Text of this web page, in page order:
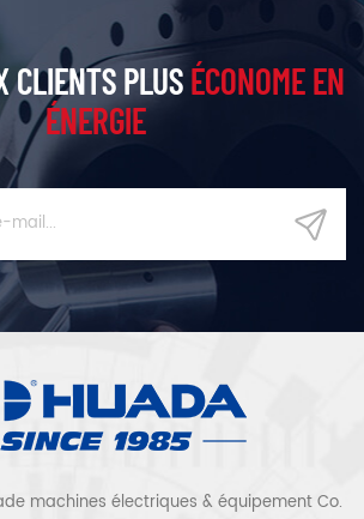
CLIENTS PLUSÉCONOME EN
ÉNERGIE
machines électriques & équipement Co.